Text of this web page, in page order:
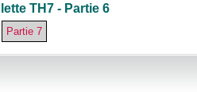
TH7 - Partie 6
Partie 7